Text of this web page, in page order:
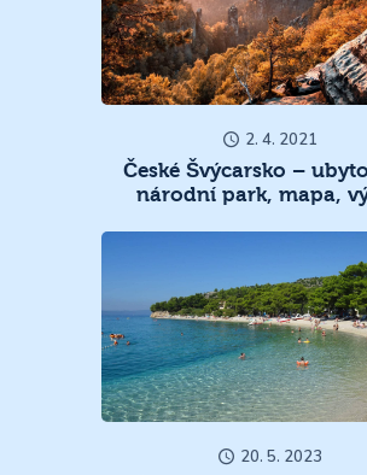
2. 4. 2021
České Švýcarsko –
národní park, mapa,
20. 5. 2023